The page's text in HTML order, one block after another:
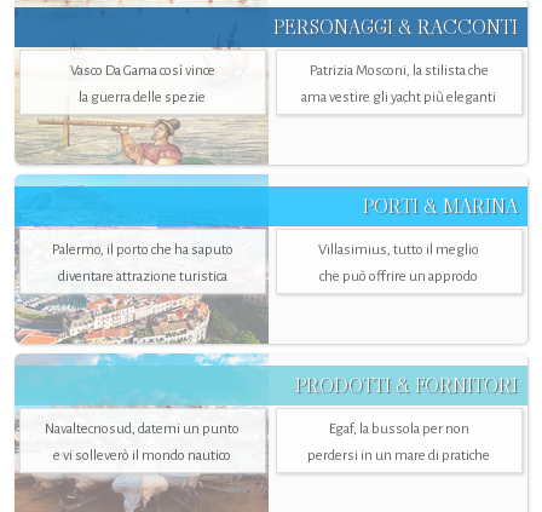
PERSONAGGI & RACCONTI
Vasco Da Gama così vince
la guerra delle spezie
Patrizia Mosconi, la stilista che
ama vestire gli yacht più eleganti
PORTI & MARINA
Palermo, il porto che ha saputo
diventare attrazione turistica
Villasimius, tutto il meglio
che può offrire un approdo
PRODOTTI & FORNITORI
Navaltecnosud, datemi un punto
e vi solleverò il mondo nautico
Egaf, la bussola per non
perdersi in un mare di pratiche